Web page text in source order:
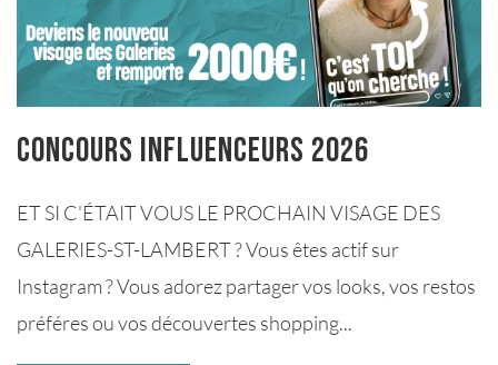
Concours influenceurs 2026
ET SI C'ÉTAIT VOUS LE PROCHAIN VISAGE DES
GALERIES-ST-LAMBERT ? Vous êtes actif sur
Instagram ? Vous adorez partager vos looks, vos restos
préféres ou vos découvertes shopping...